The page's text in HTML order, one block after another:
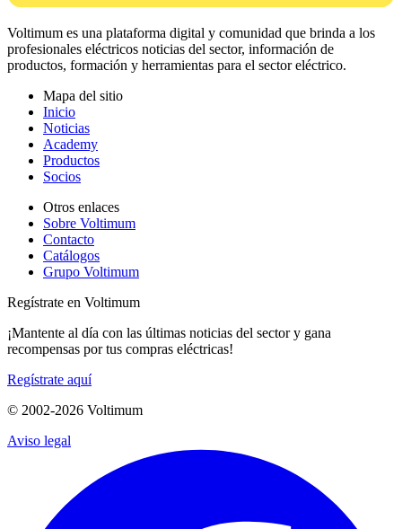
Voltimum es una plataforma digital y comunidad que brinda a los
profesionales eléctricos noticias del sector, información de
productos, formación y herramientas para el sector eléctrico.
Mapa del sitio
Inicio
Noticias
Academy
Productos
Socios
Otros enlaces
Sobre Voltimum
Contacto
Catálogos
Grupo Voltimum
Regístrate en Voltimum
¡Mantente al día con las últimas noticias del sector y gana
recompensas por tus compras eléctricas!
Regístrate aquí
© 2002-2026 Voltimum
Aviso legal